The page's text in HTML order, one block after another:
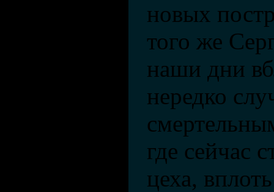
новых
того же
наши дни
нередко
где сейчас
цеха,